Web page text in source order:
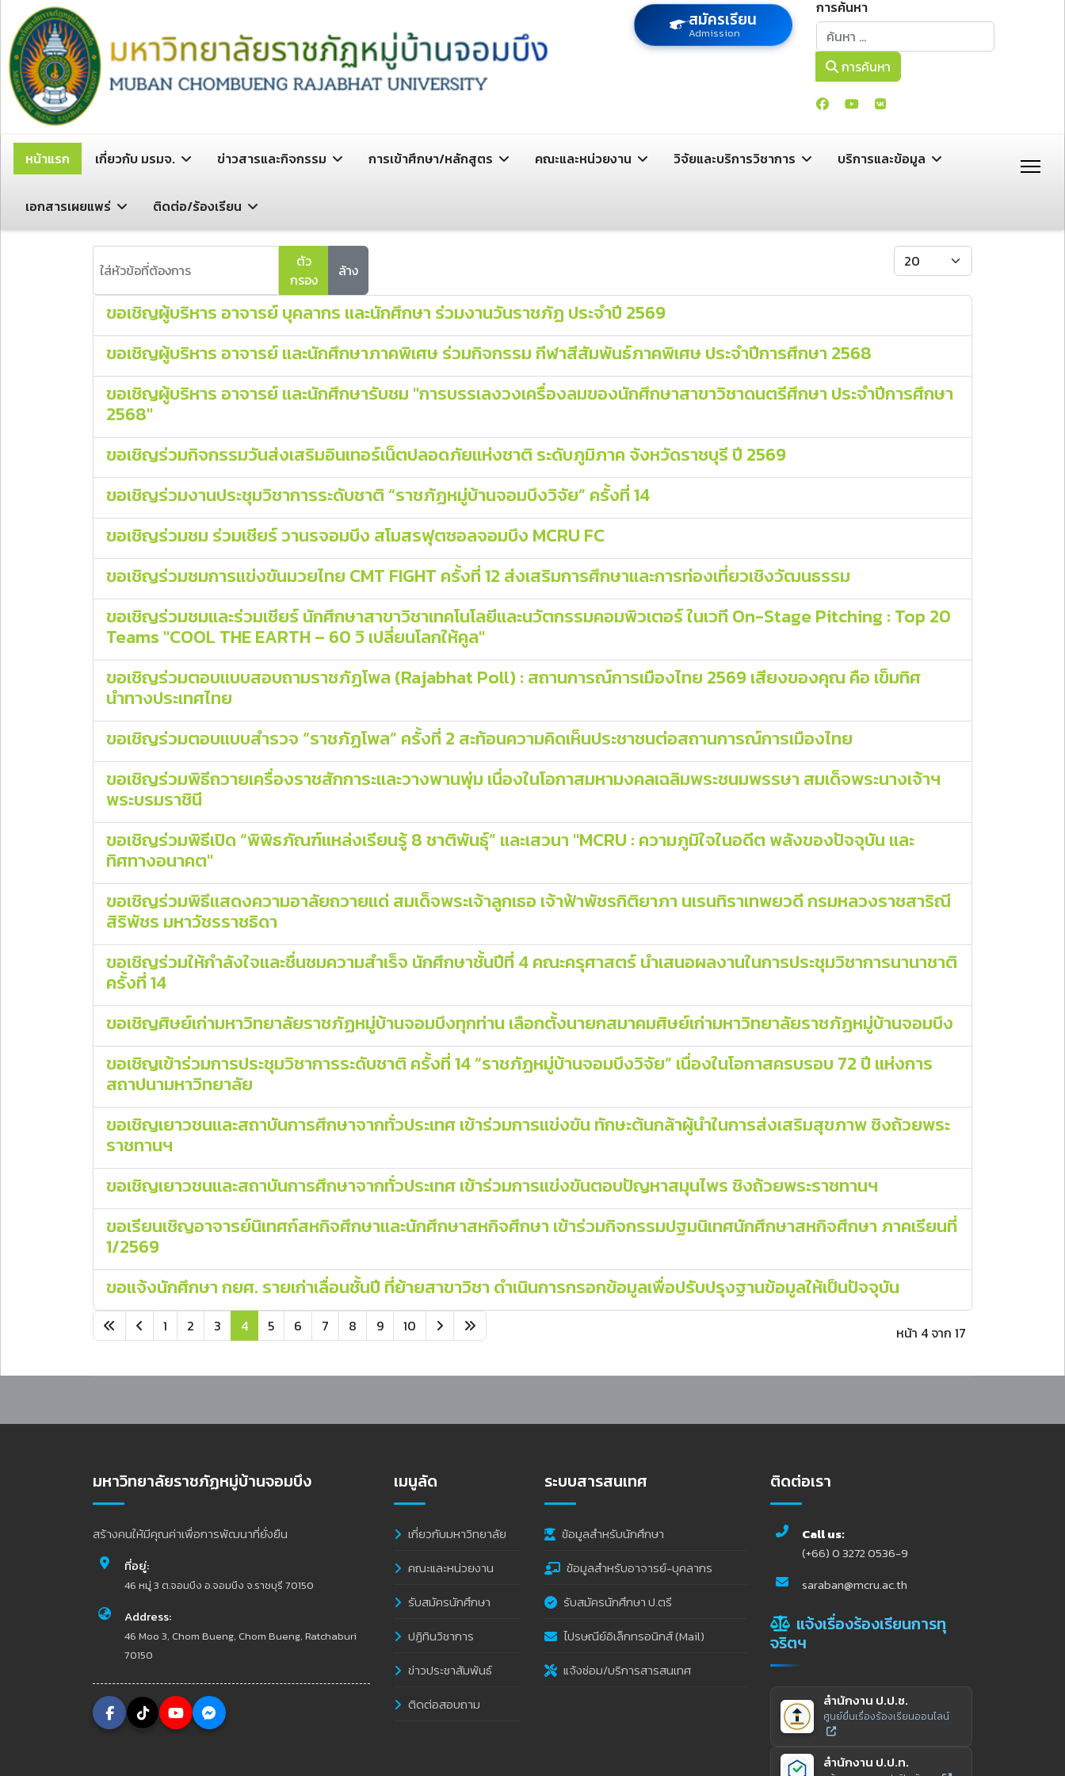
สมัครเรียน
Admission
การค้นหา
การค้นหา
การค้นหา
หน้าแรก เกี่ยวกับ มรมจ. ข่าวสารและกิจกรรม การเข้าศึกษา/หลักสูตร คณะและหน่วยงาน วิจัยและบริการวิชาการ บริการและข้อมูล
เอกสารเผยแพร่ ติดต่อ/ร้องเรียน
ตัว
กรอง
ล้าง
แสดง #
ขอเชิญผู้บริหาร อาจารย์ บุคลากร และนักศึกษา ร่วมงานวันราชภัฏ ประจำปี 2569
ขอเชิญผู้บริหาร อาจารย์ และนักศึกษาภาคพิเศษ ร่วมกิจกรรม กีฬาสีสัมพันธ์ภาคพิเศษ ประจำปีการศึกษา 2568
ขอเชิญผู้บริหาร อาจารย์ และนักศึกษารับชม "การบรรเลงวงเครื่องลมของนักศึกษาสาขาวิชาดนตรีศึกษา ประจำปีการศึกษา
2568"
ขอเชิญร่วมกิจกรรมวันส่งเสริมอินเทอร์เน็ตปลอดภัยแห่งชาติ ระดับภูมิภาค จังหวัดราชบุรี ปี 2569
ขอเชิญร่วมงานประชุมวิชาการระดับชาติ “ราชภัฏหมู่บ้านจอมบึงวิจัย” ครั้งที่ 14
ขอเชิญร่วมชม ร่วมเชียร์ วานรจอมบึง สโมสรฟุตซอลจอมบึง MCRU FC
ขอเชิญร่วมชมการแข่งขันมวยไทย CMT FIGHT ครั้งที่ 12 ส่งเสริมการศึกษาและการท่องเที่ยวเชิงวัฒนธรรม
ขอเชิญร่วมชมและร่วมเชียร์ นักศึกษาสาขาวิชาเทคโนโลยีและนวัตกรรมคอมพิวเตอร์ ในเวที On-Stage Pitching : Top 20
Teams "COOL THE EARTH – 60 วิ เปลี่ยนโลกให้คูล"
ขอเชิญร่วมตอบแบบสอบถามราชภัฏโพล (Rajabhat Poll) : สถานการณ์การเมืองไทย 2569 เสียงของคุณ คือ เข็มทิศ
นำทางประเทศไทย
ขอเชิญร่วมตอบแบบสำรวจ “ราชภัฏโพล” ครั้งที่ 2 สะท้อนความคิดเห็นประชาชนต่อสถานการณ์การเมืองไทย
ขอเชิญร่วมพิธีถวายเครื่องราชสักการะและวางพานพุ่ม เนื่องในโอกาสมหามงคลเฉลิมพระชนมพรรษา สมเด็จพระนางเจ้าฯ
พระบรมราชินี
ขอเชิญร่วมพิธีเปิด “พิพิธภัณฑ์แหล่งเรียนรู้ 8 ชาติพันธุ์” และเสวนา "MCRU : ความภูมิใจในอดีต พลังของปัจจุบัน และ
ทิศทางอนาคต"
ขอเชิญร่วมพิธีแสดงความอาลัยถวายแด่ สมเด็จพระเจ้าลูกเธอ เจ้าฟ้าพัชรกิติยาภา นเรนทิราเทพยวดี กรมหลวงราชสาริณี
สิริพัชร มหาวัชรราชธิดา
ขอเชิญร่วมให้กำลังใจและชื่นชมความสำเร็จ นักศึกษาชั้นปีที่ 4 คณะครุศาสตร์ นำเสนอผลงานในการประชุมวิชาการนานาชาติ
ครั้งที่ 14
ขอเชิญศิษย์เก่ามหาวิทยาลัยราชภัฏหมู่บ้านจอมบึงทุกท่าน เลือกตั้งนายกสมาคมศิษย์เก่ามหาวิทยาลัยราชภัฏหมู่บ้านจอมบึง
ขอเชิญเข้าร่วมการประชุมวิชาการระดับชาติ ครั้งที่ 14 “ราชภัฏหมู่บ้านจอมบึงวิจัย” เนื่องในโอกาสครบรอบ 72 ปี แห่งการ
สถาปนามหาวิทยาลัย
ขอเชิญเยาวชนและสถาบันการศึกษาจากทั่วประเทศ เข้าร่วมการแข่งขัน ทักษะต้นกล้าผู้นำในการส่งเสริมสุขภาพ ชิงถ้วยพระ
ราชทานฯ
ขอเชิญเยาวชนและสถาบันการศึกษาจากทั่วประเทศ เข้าร่วมการแข่งขันตอบปัญหาสมุนไพร ชิงถ้วยพระราชทานฯ
ขอเรียนเชิญอาจารย์นิเทศก์สหกิจศึกษาและนักศึกษาสหกิจศึกษา เข้าร่วมกิจกรรมปฐมนิเทศนักศึกษาสหกิจศึกษา ภาคเรียนที่
1/2569
ขอแจ้งนักศึกษา กยศ. รายเก่าเลื่อนชั้นปี ที่ย้ายสาขาวิชา ดำเนินการกรอกข้อมูลเพื่อปรับปรุงฐานข้อมูลให้เป็นปัจจุบัน
หน้า 4 จาก 17
1 2 3 4 5 6 7 8 9 10
มหาวิทยาลัยราชภัฏหมู่บ้านจอมบึง
สร้างคนให้มีคุณค่าเพื่อการพัฒนาที่ยั่งยืน
ที่อยู่:
46 หมู่ 3 ต.จอมบึง อ.จอมบึง จ.ราชบุรี 70150
Address:
46 Moo 3, Chom Bueng, Chom Bueng, Ratchaburi
70150
เมนูลัด
เกี่ยวกับมหาวิทยาลัย
คณะและหน่วยงาน
รับสมัครนักศึกษา
ปฏิทินวิชาการ
ข่าวประชาสัมพันธ์
ติดต่อสอบถาม
ระบบสารสนเทศ
ข้อมูลสำหรับนักศึกษา
ข้อมูลสำหรับอาจารย์-บุคลากร
รับสมัครนักศึกษา ป.ตรี
ไปรษณีย์อิเล็กทรอนิกส์ (Mail)
แจ้งซ่อม/บริการสารสนเทศ
ติดต่อเรา
Call us:
(+66) 0 3272 0536-9
saraban@mcru.ac.th
แจ้งเรื่องร้องเรียนการทุ
จริตฯ
สำนักงาน ป.ป.ช.
ศูนย์ยื่นเรื่องร้องเรียนออนไลน์
สำนักงาน ป.ป.ท.